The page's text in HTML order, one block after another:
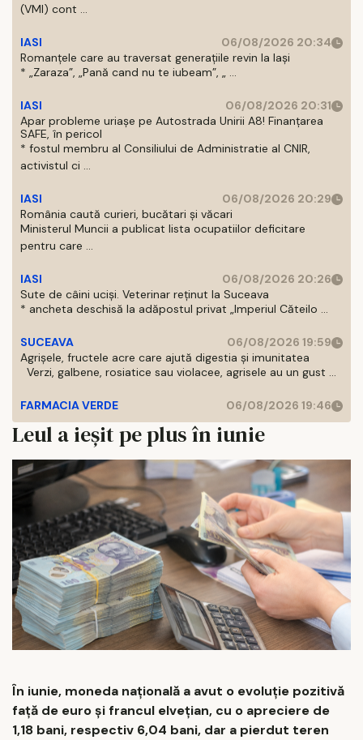
(VMI) cont ...
IASI
06/08/2026 20:34
Romanțele care au traversat generațiile revin la Iași
* „Zaraza”, „Pană cand nu te iubeam”, „ ...
IASI
06/08/2026 20:31
Apar probleme uriașe pe Autostrada Unirii A8! Finanțarea
SAFE, în pericol
* fostul membru al Consiliului de Administratie al CNIR,
activistul ci ...
IASI
06/08/2026 20:29
România caută curieri, bucătari și văcari
Ministerul Muncii a publicat lista ocupatiilor deficitare
pentru care ...
IASI
06/08/2026 20:26
Sute de câini uciși. Veterinar reținut la Suceava
* ancheta deschisă la adăpostul privat „Imperiul Căteilo ...
SUCEAVA
06/08/2026 19:59
Agrișele, fructele acre care ajută digestia și imunitatea
Verzi, galbene, rosiatice sau violacee, agrisele au un gust ...
FARMACIA VERDE 06/08/2026 19:46
Leul a ieșit pe plus în iunie
În iunie, moneda națională a avut o evoluție pozitivă
față de euro și francul elvețian, cu o apreciere de
1,18 bani, respectiv 6,04 bani, dar a pierdut teren